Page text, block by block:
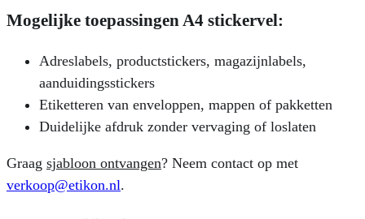
Mogelijke toepassingen A4 stickervel:
Adreslabels, productstickers, magazijnlabels,
aanduidingsstickers
Etiketteren van enveloppen, mappen of pakketten
Duidelijke afdruk zonder vervaging of loslaten
Graag sjabloon ontvangen? Neem contact op met
verkoop@etikon.nl.